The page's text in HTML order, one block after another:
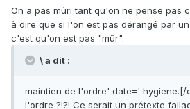
On a pas mûri tant qu'on ne pense pas
à dire que si l'on est pas dérangé par
c'est qu'on est pas "mûr".
\ a dit :
maintien de l'ordre' date=' hygiene.[/
l'ordre ?!?! Ce serait un prétexte